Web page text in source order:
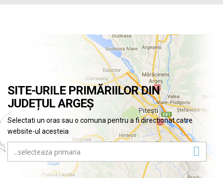
SITE-URILE PRIMĂRIILOR DIN
JUDEȚUL ARGEȘ
Selectati un oras sau o comuna pentru a fi directionat catre
website-ul acesteia